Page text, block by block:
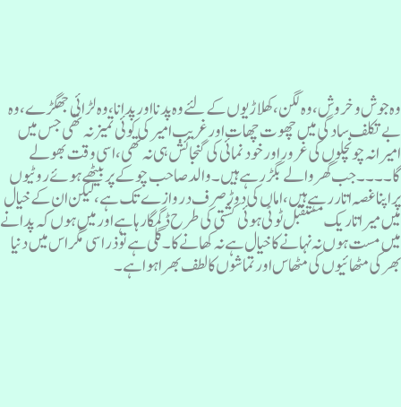
وہ جوش وخروش، وہ لگن، کھلاڑیوں کے لئے وہ پدنا اور پدانا ، وہ لڑائی جھگڑے ، وہ
بے تکلف سادگی میں چھوت چھات اور غریب امیر کی کوئی تمیز نہ تھی جس میں
امیرانہ چونچلوں کی غرور اور خود نمائی کی گنجائش ہی نہ تھی، اسی وقت بھولے
گا۔۔۔۔ جب گھر والے بگڑ رہے ہیں۔ والد صاحب چوکے پر بیٹھے ہوئے روٹیوں
پر اپنا غصہ اتار رہے ہیں، اماں کی دوڑ صرف دروازے تک ہے، لیکن ان کے خیال
میں میرا تاریک مستقبل ٹوٹی ہوئی کشتی کی طرح ڈگمگا رہا ہے اور میں ہوں کہ پدانے
میں مست ہوں نہ نہانے کا خیال ہے نہ کھانے کا۔ گلی ہے تو ذرا سی مگر اس میں دنیا
بھر کی مٹھائیوں کی مٹھاس اور تماشوں کا لطف بھرا ہوا ہے۔